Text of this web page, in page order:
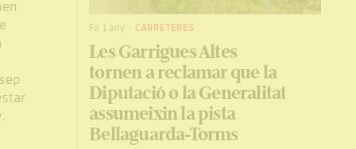
Fa 1 any- CARRETERES
Les Garrigues Altes
tornen a reclamar que la
Diputació o la Generalitat
assumeixin la pista
Bellaguarda-Torms